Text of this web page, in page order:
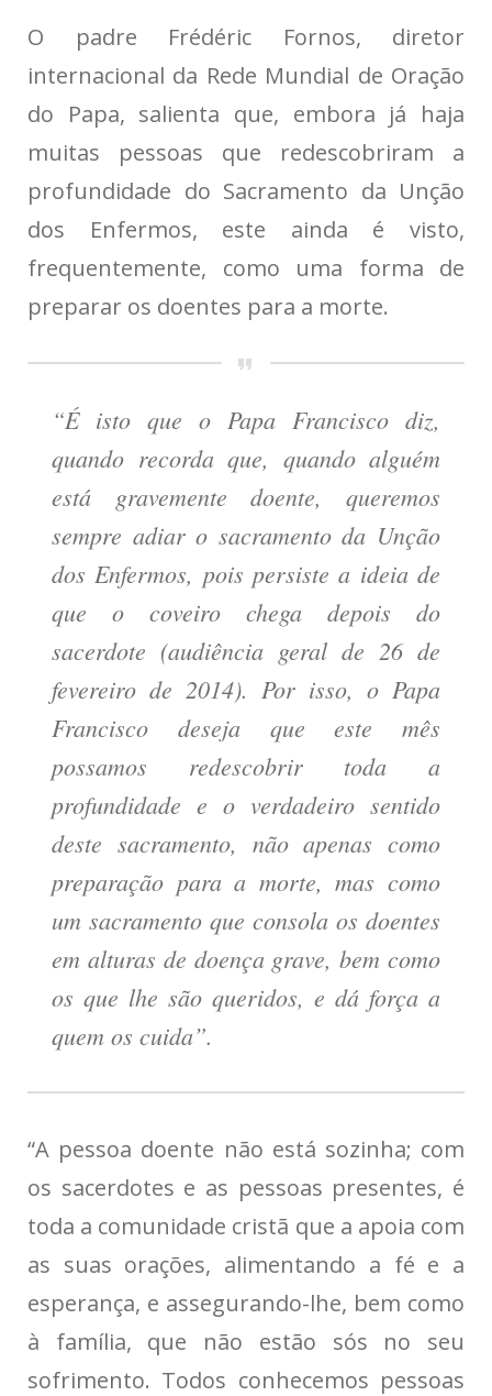
O padre Frédéric Fornos, diretor
internacional da Rede Mundial de Oração
do Papa, salienta que, embora já haja
muitas pessoas que redescobriram a
profundidade do Sacramento da Unção
dos Enfermos, este ainda é visto,
frequentemente, como uma forma de
preparar os doentes para a morte.
“É isto que o Papa Francisco diz,
quando recorda que, quando alguém
está gravemente doente, queremos
sempre adiar o sacramento da Unção
dos Enfermos, pois persiste a ideia de
que o coveiro chega depois do
sacerdote (audiência geral de 26 de
fevereiro de 2014). Por isso, o Papa
Francisco deseja que este mês
possamos redescobrir toda a
profundidade e o verdadeiro sentido
deste sacramento, não apenas como
preparação para a morte, mas como
um sacramento que consola os doentes
em alturas de doença grave, bem como
os que lhe são queridos, e dá força a
quem os cuida”.
“A pessoa doente não está sozinha; com
os sacerdotes e as pessoas presentes, é
toda a comunidade cristã que a apoia com
as suas orações, alimentando a fé e a
esperança, e assegurando-lhe, bem como
à família, que não estão sós no seu
sofrimento. Todos conhecemos pessoas